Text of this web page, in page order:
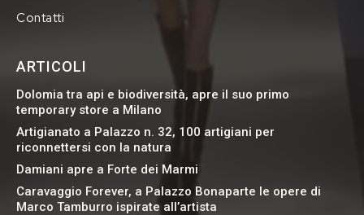
Contatti
ARTICOLI
Dolomia tra api e biodiversità, apre il suo primo
temporary store a Milano
Artigianato a Palazzo n. 32, 100 artigiani per
riconnettersi con la natura
Damiani apre a Forte dei Marmi
Caravaggio Forever, a Palazzo Bonaparte le opere di
Marco Tamburro ispirate all’artista